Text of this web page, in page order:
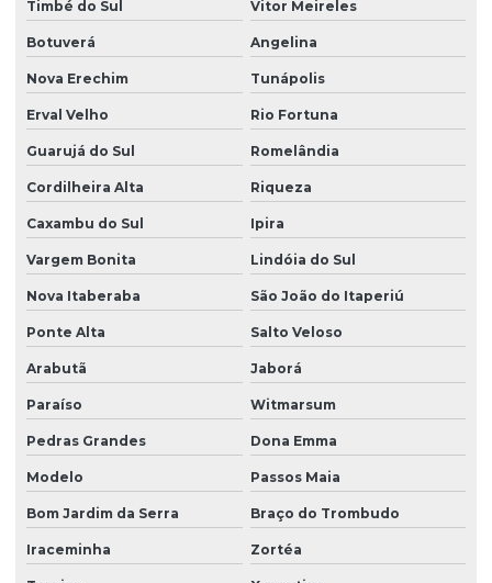
Timbé do Sul Vitor Meireles
Botuverá Angelina
Nova Erechim Tunápolis
Erval Velho Rio Fortuna
Guarujá do Sul Romelândia
Cordilheira Alta Riqueza
Caxambu do Sul Ipira
Vargem Bonita Lindóia do Sul
Nova Itaberaba São João do Itaperiú
Ponte Alta Salto Veloso
Arabutã Jaborá
Paraíso Witmarsum
Pedras Grandes Dona Emma
Modelo Passos Maia
Bom Jardim da Serra Braço do Trombudo
Iraceminha Zortéa